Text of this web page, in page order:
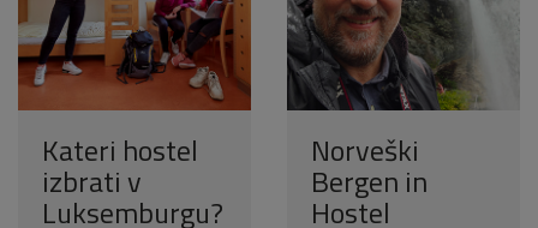
Kateri hostel
izbrati v
Luksemburgu?
Norveški
Bergen in
Hostel